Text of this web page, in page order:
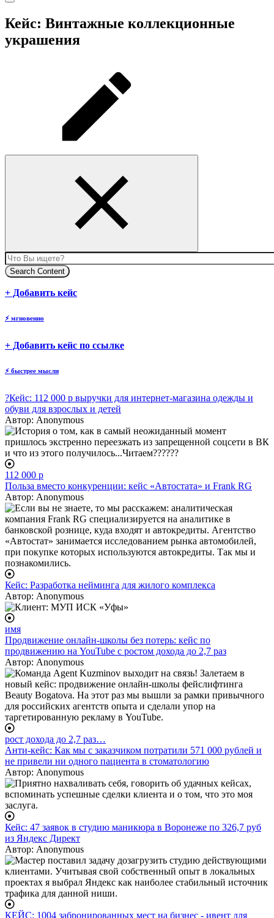
Кейс: Винтажные коллекционные
украшения
Search Content
body
+ Добавить кейс
⚡ мгновенно
body
+ Добавить кейс по ссылке
⚡ быстрее мысли
?Кейс: 112 000 р выручки для интернет-магазина одежды и
обуви для взрослых и детей
Автор: Anonymous
112 000 р
Польза вместо конкуренции: кейс «Автостата» и Frank RG
Автор: Anonymous
Кейс: Разработка нейминга для жилого комплекса
Автор: Anonymous
имя
Продвижение онлайн-школы без потерь: кейс по
продвижению на YouTube с ростом дохода до 2,7 раз
Автор: Anonymous
рост дохода до 2,7 раз…
Анти-кейс: Как мы с заказчиком потратили 571 000 рублей и
не привели ни одного пациента в стоматологию
Автор: Anonymous
Кейс: 47 заявок в студию маникюра в Воронеже по 326,7 руб
из Яндекс Директ
Автор: Anonymous
КЕЙС: 1004 забронированных мест на бизнес - ивент для